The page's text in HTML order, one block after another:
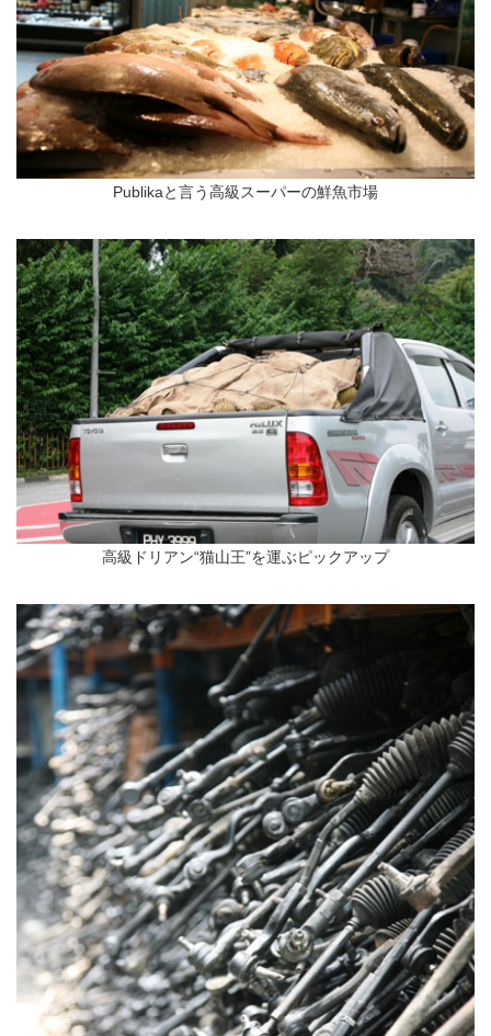
Publikaと言う高級スーパーの鮮魚市場
高級ドリアン“猫山王”を運ぶピックアップ